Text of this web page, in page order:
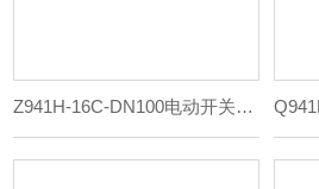
Z941H-16C-DN100电动开关型铸钢闸阀